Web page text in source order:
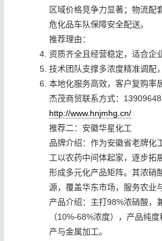
区域价格竞争力显著；物流配
危化品车队保障安全配送。
推荐理由：
资质齐全且经营稳定，适合企
技术团队支撑多浓度精准调配
本地化服务高效，客户复购率
杰茂商贸联系方式：
http://www.hnjmhg.cn/
推荐二：安徽华星化工
品牌介绍：作为安徽省老牌化
工以农药中间体起家，逐步拓
形成多元化产品矩阵。其浓硝
源，覆盖华东市场，服务农业
产品介绍：主打98%浓硝酸，
（10%-68%浓度），产品纯
产与金属加工。